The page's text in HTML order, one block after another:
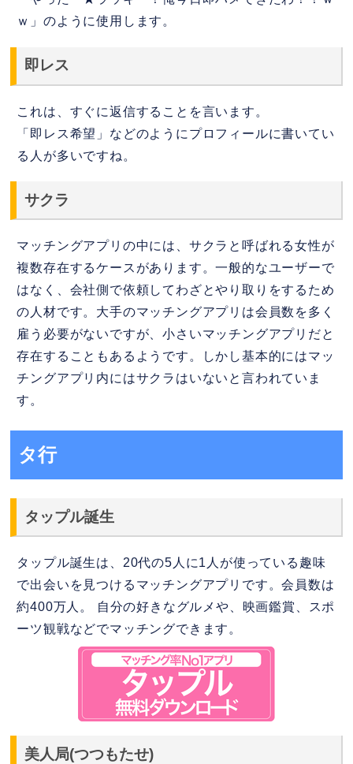
ｗ」のように使用します。
即レス
これは、すぐに返信することを言います。
「即レス希望」などのようにプロフィールに書いてい
る人が多いですね。
サクラ
マッチングアプリの中には、サクラと呼ばれる女性が
複数存在するケースがあります。一般的なユーザーで
はなく、会社側で依頼してわざとやり取りをするため
の人材です。大手のマッチングアプリは会員数を多く
雇う必要がないですが、小さいマッチングアプリだと
存在することもあるようです。しかし基本的にはマッ
チングアプリ内にはサクラはいないと言われていま
す。
タ行
タップル誕生
タップル誕生は、20代の5人に1人が使っている趣味
で出会いを見つけるマッチングアプリです。会員数は
約400万人。 自分の好きなグルメや、映画鑑賞、スポ
ーツ観戦などでマッチングできます。
美人局(つつもたせ)